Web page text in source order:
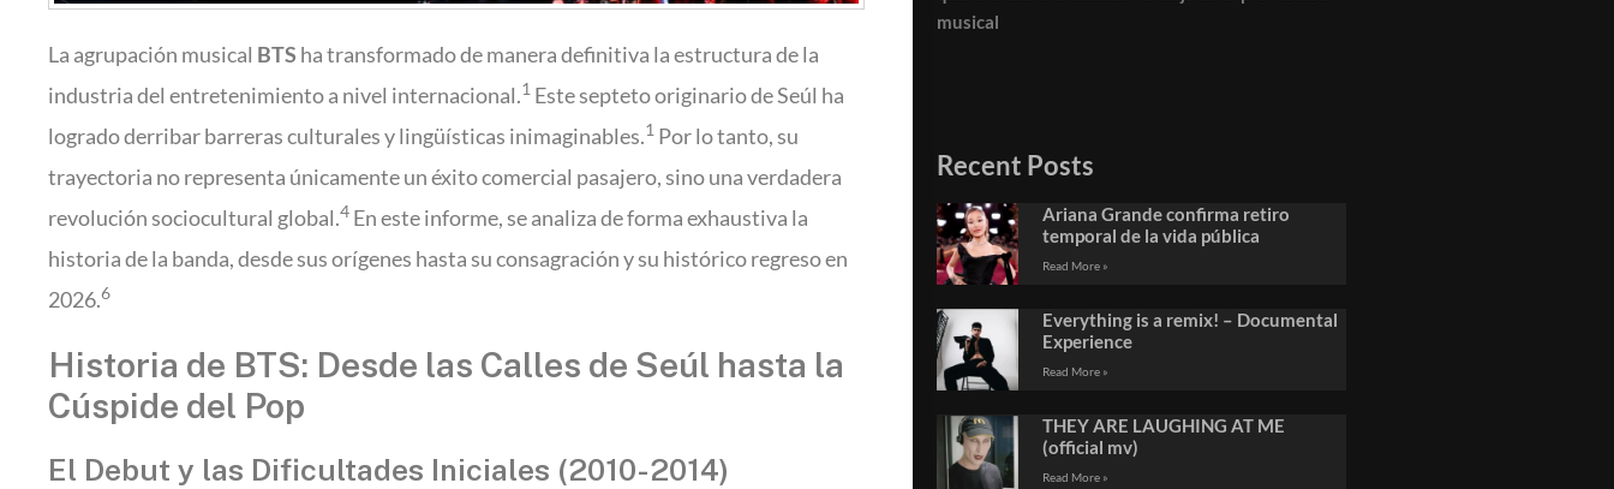
La agrupación musical BTS ha transformado de manera definitiva la estructura de la
industria del entretenimiento a nivel internacional.1 Este septeto originario de Seúl ha
logrado derribar barreras culturales y lingüísticas inimaginables.1 Por lo tanto, su
trayectoria no representa únicamente un éxito comercial pasajero, sino una verdadera
revolución sociocultural global.4 En este informe, se analiza de forma exhaustiva la
historia de la banda, desde sus orígenes hasta su consagración y su histórico regreso en
2026.6
Historia de BTS: Desde las Calles de Seúl hasta la
Cúspide del Pop
El Debut y las Dificultades Iniciales (2010-2014)
musical
Recent Posts
Ariana Grande confirma retiro
temporal de la vida pública
Read More »
Everything is a remix! – Documental
Experience
Read More »
THEY ARE LAUGHING AT ME
(official mv)
Read More »